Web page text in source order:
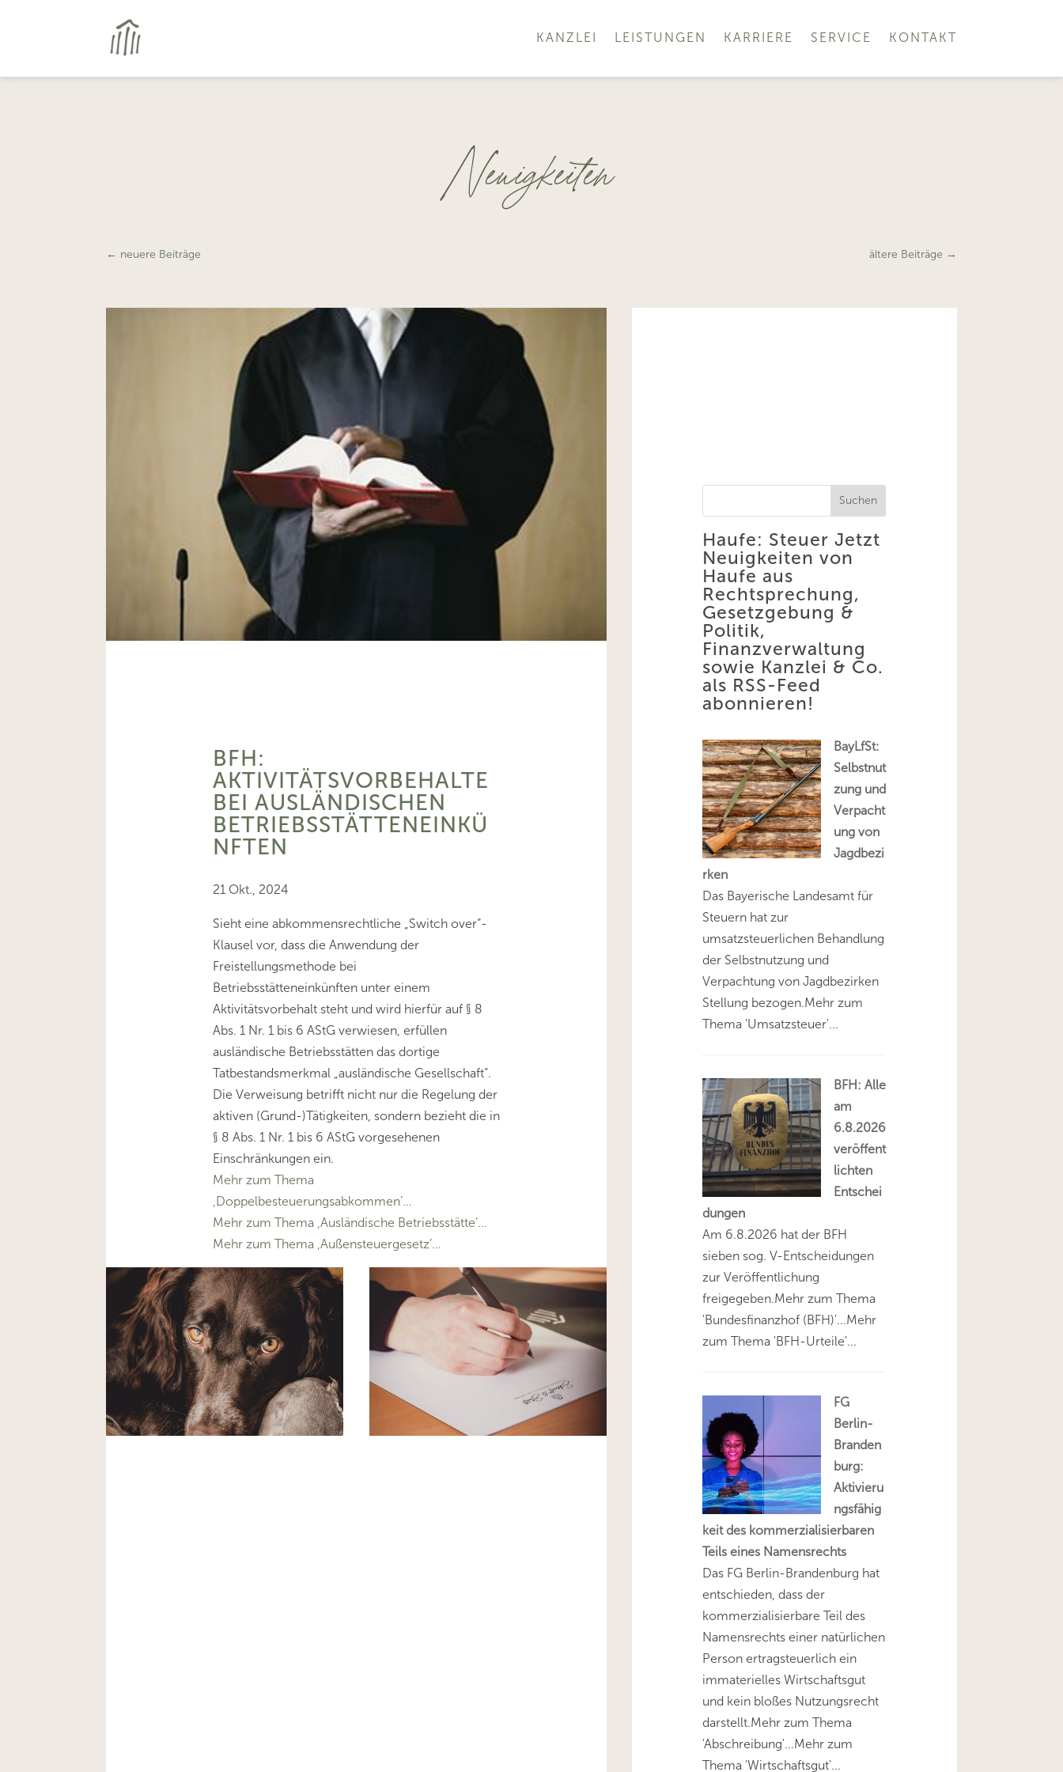
KANZLEI LEISTUNGEN KARRIERE SERVICE KONTAKT
Neuigkeiten
← neuere Beiträge ältere Beiträge →
BFH:
AKTIVITÄTSVORBEHALTE
BEI AUSLÄNDISCHEN
BETRIEBSSTÄTTENEINKÜ
NFTEN
21 Okt., 2024
Sieht eine abkommensrechtliche „Switch over“-
Klausel vor, dass die Anwendung der
Freistellungsmethode bei
Betriebsstätteneinkünften unter einem
Aktivitätsvorbehalt steht und wird hierfür auf § 8
Abs. 1 Nr. 1 bis 6 AStG verwiesen, erfüllen
ausländische Betriebsstätten das dortige
Tatbestandsmerkmal „ausländische Gesellschaft“.
Die Verweisung betrifft nicht nur die Regelung der
aktiven (Grund-)Tätigkeiten, sondern bezieht die in
§ 8 Abs. 1 Nr. 1 bis 6 AStG vorgesehenen
Einschränkungen ein.
Mehr zum Thema
‚Doppelbesteuerungsabkommen’…
Mehr zum Thema ‚Ausländische Betriebsstätte’…
Mehr zum Thema ‚Außensteuergesetz’…
Suchen
Haufe: Steuer Jetzt
Neuigkeiten von
Haufe aus
Rechtsprechung,
Gesetzgebung &
Politik,
Finanzverwaltung
sowie Kanzlei & Co.
als RSS-Feed
abonnieren!
BayLfSt:
Selbstnut
zung und
Verpacht
ung von
Jagdbezi
rken
Das Bayerische Landesamt für
Steuern hat zur
umsatzsteuerlichen Behandlung
der Selbstnutzung und
Verpachtung von Jagdbezirken
Stellung bezogen.Mehr zum
Thema 'Umsatzsteuer'...
BFH: Alle
am
6.8.2026
veröffent
lichten
Entschei
dungen
Am 6.8.2026 hat der BFH
sieben sog. V-Entscheidungen
zur Veröffentlichung
freigegeben.Mehr zum Thema
'Bundesfinanzhof (BFH)'...Mehr
zum Thema 'BFH-Urteile'...
FG
Berlin-
Branden
burg:
Aktivieru
ngsfähig
keit des kommerzialisierbaren
Teils eines Namensrechts
Das FG Berlin-Brandenburg hat
entschieden, dass der
kommerzialisierbare Teil des
Namensrechts einer natürlichen
Person ertragsteuerlich ein
immaterielles Wirtschaftsgut
und kein bloßes Nutzungsrecht
darstellt.Mehr zum Thema
'Abschreibung'...Mehr zum
Thema 'Wirtschaftsgut'...